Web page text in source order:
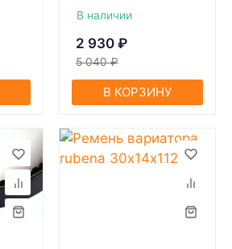
В наличии
2 930 ₽
5 040 ₽
В КОРЗИНУ